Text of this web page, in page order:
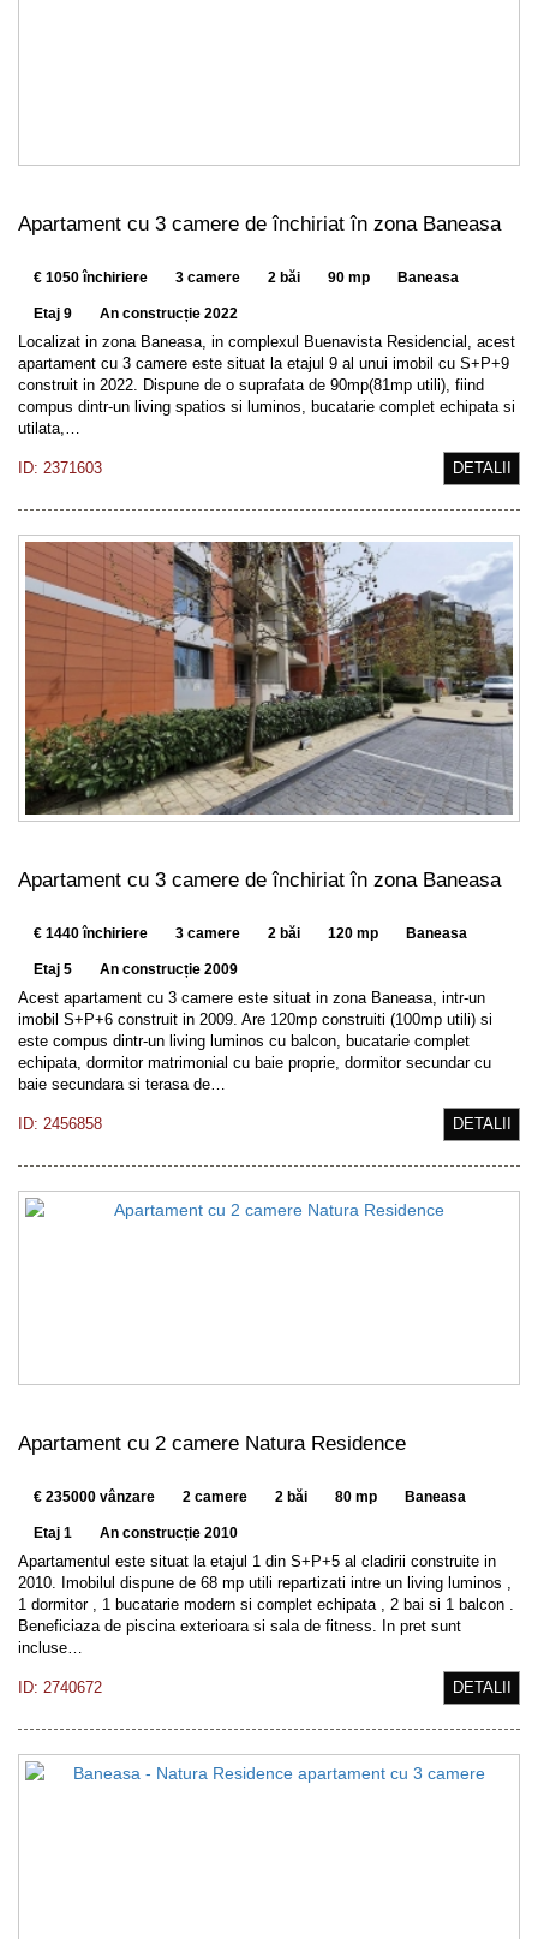
Apartament cu 3 camere de închiriat în zona Baneasa
€ 1050 închiriere 3 camere 2 băi 90 mp Baneasa
Etaj 9 An construcție 2022
Localizat in zona Baneasa, in complexul Buenavista Residencial, acest
apartament cu 3 camere este situat la etajul 9 al unui imobil cu S+P+9
construit in 2022. Dispune de o suprafata de 90mp(81mp utili), fiind
compus dintr-un living spatios si luminos, bucatarie complet echipata si
utilata,…
ID: 2371603 DETALII
Apartament cu 3 camere de închiriat în zona Baneasa
€ 1440 închiriere 3 camere 2 băi 120 mp Baneasa
Etaj 5 An construcție 2009
Acest apartament cu 3 camere este situat in zona Baneasa, intr-un
imobil S+P+6 construit in 2009. Are 120mp construiti (100mp utili) si
este compus dintr-un living luminos cu balcon, bucatarie complet
echipata, dormitor matrimonial cu baie proprie, dormitor secundar cu
baie secundara si terasa de…
ID: 2456858 DETALII
Apartament cu 2 camere Natura Residence
€ 235000 vânzare 2 camere 2 băi 80 mp Baneasa
Etaj 1 An construcție 2010
Apartamentul este situat la etajul 1 din S+P+5 al cladirii construite in
2010. Imobilul dispune de 68 mp utili repartizati intre un living luminos ,
1 dormitor , 1 bucatarie modern si complet echipata , 2 bai si 1 balcon .
Beneficiaza de piscina exterioara si sala de fitness. In pret sunt
incluse…
ID: 2740672 DETALII